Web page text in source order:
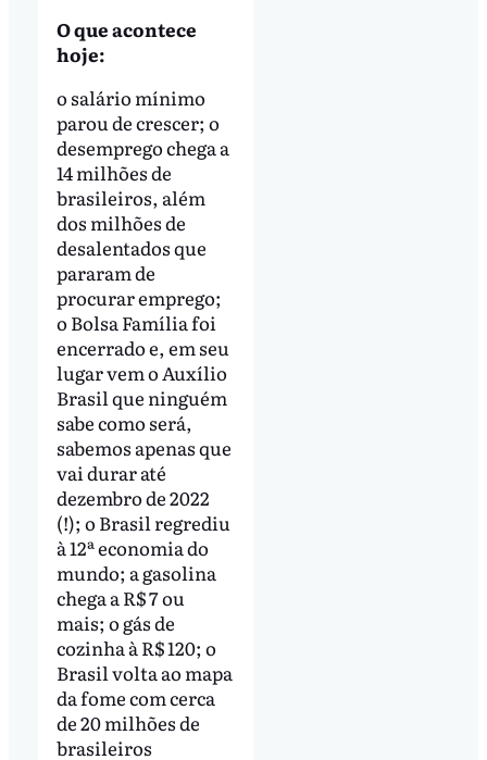
O que acontece
hoje:
o salário mínimo
parou de crescer; o
desemprego chega a
14 milhões de
brasileiros, além
dos milhões de
desalentados que
pararam de
procurar emprego;
o Bolsa Família foi
encerrado e, em seu
lugar vem o Auxílio
Brasil que ninguém
sabe como será,
sabemos apenas que
vai durar até
dezembro de 2022
(!); o Brasil regrediu
à 12ª economia do
mundo; a gasolina
chega a R$ 7 ou
mais; o gás de
cozinha à R$ 120; o
Brasil volta ao mapa
da fome com cerca
de 20 milhões de
brasileiros